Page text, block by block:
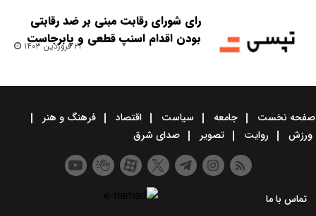
رای شورای رقابت مبنی بر ضد رقابتی
بودن اقدام اسنپ قطعی و پابرجاست
۲۱ فروردین ۱۴۰۳
صفحه نخست جامعه سیاست اقتصاد
فرهنگ و هنر
ورزش
روایت تصویر صدای شرق
تماس با ما